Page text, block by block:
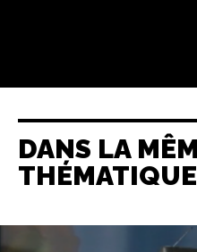
DANS LA
THÉMATIQUE